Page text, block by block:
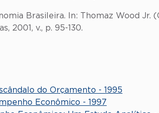
Brasileira. In: Thomaz Wood
2001, v., p. 95-130.
do Orçamento - 1995
Econômico - 1997